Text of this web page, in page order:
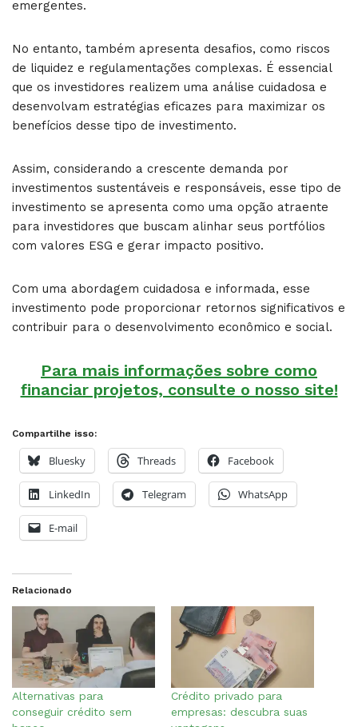
emergentes.
No entanto, também apresenta desafios, como riscos
de liquidez e regulamentações complexas. É essencial
que os investidores realizem uma análise cuidadosa e
desenvolvam estratégias eficazes para maximizar os
benefícios desse tipo de investimento.
Assim, considerando a crescente demanda por
investimentos sustentáveis e responsáveis, esse tipo de
investimento se apresenta como uma opção atraente
para investidores que buscam alinhar seus portfólios
com valores ESG e gerar impacto positivo.
Com uma abordagem cuidadosa e informada, esse
investimento pode proporcionar retornos significativos e
contribuir para o desenvolvimento econômico e social.
Para mais informações sobre como
financiar projetos, consulte o nosso site!
Compartilhe isso:
Bluesky Threads Facebook
LinkedIn Telegram WhatsApp
E-mail
Relacionado
Alternativas para
conseguir crédito sem
Crédito privado para
empresas: descubra suas